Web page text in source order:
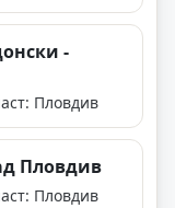
-
Пловдив
Пловдив
Пловдив